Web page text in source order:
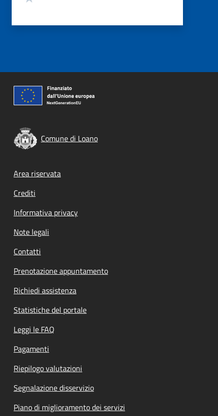
Comune di Loano
Footer menu
Area riservata
Crediti
Informativa privacy
Note legali
Contatti
Prenotazione appuntamento
Richiedi assistenza
Statistiche del portale
Leggi le FAQ
Pagamenti
Riepilogo valutazioni
Segnalazione disservizio
Piano di miglioramento dei servizi